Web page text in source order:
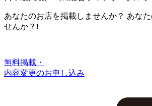
あなたのお店を掲載しませんか？ あな
せんか？!
無料掲載・
内容変更のお申し込み